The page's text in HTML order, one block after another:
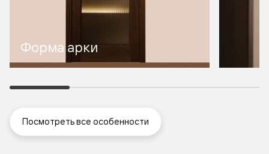
Форма арки
Посмотреть все особенности